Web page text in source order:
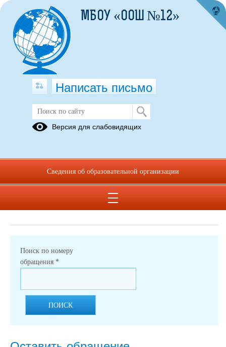
Обращения граждан
режиме при подаче обращения через электронную форму. Номер
обращения отправляется на электронный адрес, который вы
указывали при подаче обращения в электронной форме.
Поиск по номеру
обращения *
ПОИСК
МБОУ «ООШ №12»
Написать письмо
Версия для слабовидящих
Сведения об образовательной организации